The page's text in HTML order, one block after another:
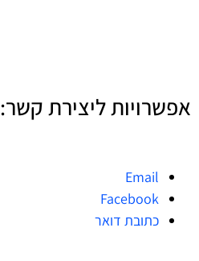
אפשרויות ליצירת קשר:
Email
Facebook
כתובת דואר